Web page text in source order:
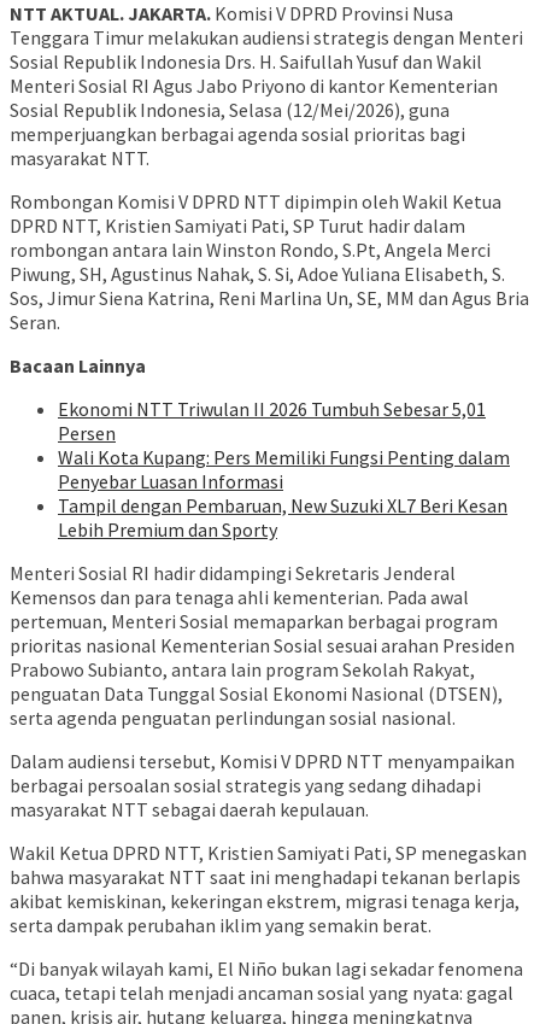
NTT AKTUAL. JAKARTA. Komisi V DPRD Provinsi Nusa
Tenggara Timur melakukan audiensi strategis dengan Menteri
Sosial Republik Indonesia Drs. H. Saifullah Yusuf dan Wakil
Menteri Sosial RI Agus Jabo Priyono di kantor Kementerian
Sosial Republik Indonesia, Selasa (12/Mei/2026), guna
memperjuangkan berbagai agenda sosial prioritas bagi
masyarakat NTT.
Rombongan Komisi V DPRD NTT dipimpin oleh Wakil Ketua
DPRD NTT, Kristien Samiyati Pati, SP Turut hadir dalam
rombongan antara lain Winston Rondo, S.Pt, Angela Merci
Piwung, SH, Agustinus Nahak, S. Si, Adoe Yuliana Elisabeth, S.
Sos, Jimur Siena Katrina, Reni Marlina Un, SE, MM dan Agus Bria
Seran.
Bacaan Lainnya
Ekonomi NTT Triwulan II 2026 Tumbuh Sebesar 5,01
Persen
Wali Kota Kupang: Pers Memiliki Fungsi Penting dalam
Penyebar Luasan Informasi
Tampil dengan Pembaruan, New Suzuki XL7 Beri Kesan
Lebih Premium dan Sporty
Menteri Sosial RI hadir didampingi Sekretaris Jenderal
Kemensos dan para tenaga ahli kementerian. Pada awal
pertemuan, Menteri Sosial memaparkan berbagai program
prioritas nasional Kementerian Sosial sesuai arahan Presiden
Prabowo Subianto, antara lain program Sekolah Rakyat,
penguatan Data Tunggal Sosial Ekonomi Nasional (DTSEN),
serta agenda penguatan perlindungan sosial nasional.
Dalam audiensi tersebut, Komisi V DPRD NTT menyampaikan
berbagai persoalan sosial strategis yang sedang dihadapi
masyarakat NTT sebagai daerah kepulauan.
Wakil Ketua DPRD NTT, Kristien Samiyati Pati, SP menegaskan
bahwa masyarakat NTT saat ini menghadapi tekanan berlapis
akibat kemiskinan, kekeringan ekstrem, migrasi tenaga kerja,
serta dampak perubahan iklim yang semakin berat.
“Di banyak wilayah kami, El Niño bukan lagi sekadar fenomena
cuaca, tetapi telah menjadi ancaman sosial yang nyata: gagal
panen, krisis air, hutang keluarga, hingga meningkatnya